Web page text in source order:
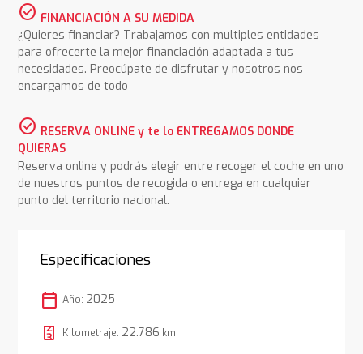
check_circle FINANCIACIÓN A SU MEDIDA
¿Quieres financiar? Trabajamos con multiples entidades
para ofrecerte la mejor financiación adaptada a tus
necesidades. Preocúpate de disfrutar y nosotros nos
encargamos de todo
check_circle RESERVA ONLINE y te lo ENTREGAMOS DONDE
QUIERAS
Reserva online y podrás elegir entre recoger el coche en uno
de nuestros puntos de recogida o entrega en cualquier
punto del territorio nacional.
Especificaciones
calendar_today Año: 2025
Kilometraje: 22.786 km